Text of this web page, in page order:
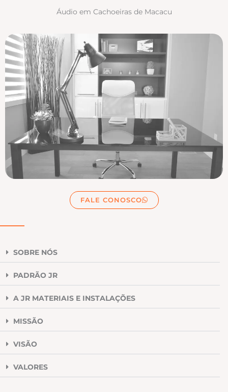
Áudio em Cachoeiras de Macacu
FALE CONOSCO
SOBRE NÓS
PADRÃO JR
A JR MATERIAIS E INSTALAÇÕES
MISSÃO
VISÃO
VALORES